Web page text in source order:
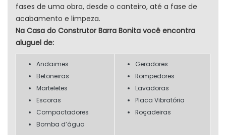
fases de uma obra, desde o canteiro, até a fase de
acabamento e limpeza.
Na Casa do Construtor Barra Bonita você encontra
aluguel de:
Andaimes
Betoneiras
Marteletes
Escoras
Compactadores
Bomba d’água
Geradores
Rompedores
Lavadoras
Placa Vibratória
Roçadeiras